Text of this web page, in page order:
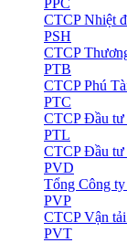
PPC
CTCP Nhiệt
PSH
CTCP
PTB
CTCP Phú
PTC
CTCP Đầu
PTL
CTCP Đầu
PVD
Tổng Công
PVP
CTCP Vận
PVT